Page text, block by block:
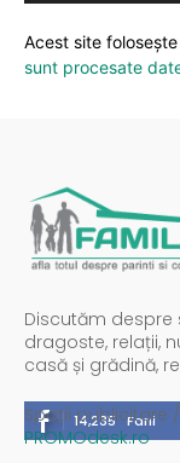
Acest site
sunt procesate
Discutăm despre
dragoste, relații,
casă și grădină,
14,235 Fani
Spații publicitare
PROMOdesk.ro